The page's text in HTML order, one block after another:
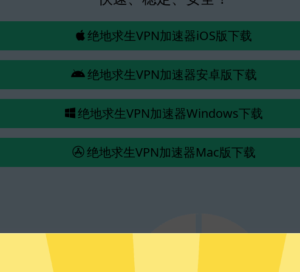
绝地求生VPN加速器iOS版下载
绝地求生VPN加速器安卓版下载
绝地求生VPN加速器Windows下载
绝地求生VPN加速器Mac版下载